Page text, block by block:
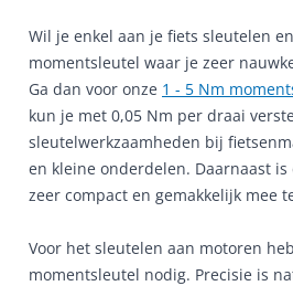
Wil je enkel aan je fiets sleutelen
momentsleutel waar je zeer
Ga dan voor onze 1 - 5 Nm
kun je met 0,05 Nm per draai
sleutelwerkzaamheden bij
en kleine onderdelen. Daarnaast
zeer compact en gemakkelijk mee
Voor het sleutelen aan motoren
momentsleutel nodig. Precisie is